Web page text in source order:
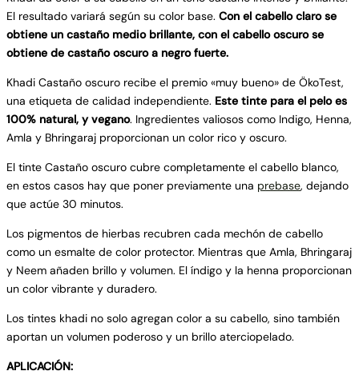
El resultado variará según su color base. Con el cabello claro se
obtiene un castaño medio brillante, con el cabello oscuro se
obtiene de castaño oscuro a negro fuerte.
Khadi Castaño oscuro recibe el premio «muy bueno» de ÖkoTest,
una etiqueta de calidad independiente. Este tinte para el pelo es
100% natural, y vegano. Ingredientes valiosos como Indigo, Henna,
Amla y Bhringaraj proporcionan un color rico y oscuro.
El tinte Castaño oscuro cubre completamente el cabello blanco,
en estos casos hay que poner previamente una prebase, dejando
que actúe 30 minutos.
Los pigmentos de hierbas recubren cada mechón de cabello
como un esmalte de color protector. Mientras que Amla, Bhringaraj
y Neem añaden brillo y volumen. El índigo y la henna proporcionan
un color vibrante y duradero.
Los tintes khadi no solo agregan color a su cabello, sino también
aportan un volumen poderoso y un brillo aterciopelado.
APLICACIÓN: